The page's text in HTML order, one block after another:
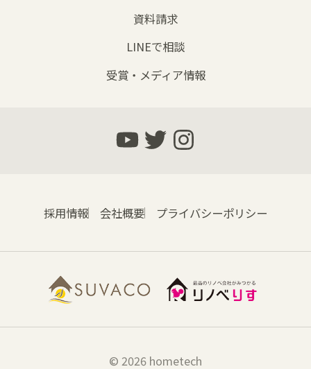
資料請求
LINEで相談
受賞・メディア情報
採用情報 会社概要 プライバシーポリシー
© 2026 hometech